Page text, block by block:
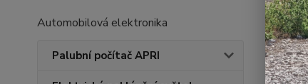
Automobilová elektronika
Palubní počítač APRI